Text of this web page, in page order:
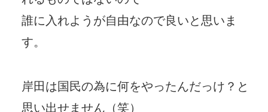
誰に入れようが自由なので良いと思いま
す。
岸田は国民の為に何をやったんだっけ？と
思い出せません（笑）